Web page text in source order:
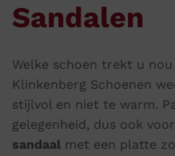
Sandalen
Welke schoen trekt u
Klinkenberg Schoenen
stijlvol en niet te warm.
gelegenheid, dus ook
sandaal met een platte